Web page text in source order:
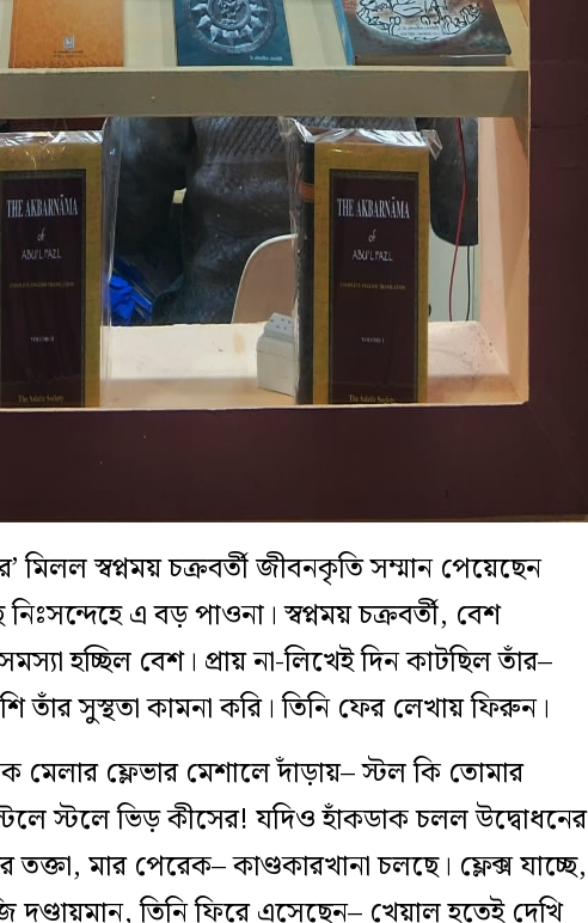
মিলল স্বপ্নময় চক্রবর্তী জীবনকৃতি সম্মান পেয়েছেন
এ বড় পাওনা। স্বপ্নময় চক্রবর্তী, বেশ
হচ্ছিল বেশ। প্রায় না-লিখেই দিন কাটছিল তাঁর–
তাঁর সুস্থতা কামনা করি। তিনি ফের লেখায় ফিরুন।
মেলার ফ্লেভার মেশালে দাঁড়ায়– স্টল কি তোমার
স্টলে ভিড় কীসের! যদিও হাঁকডাক চলল উদ্বোধনের
মার পেরেক– কাণ্ডকারখানা চলছে। ফ্লেক্স যাচ্ছে,